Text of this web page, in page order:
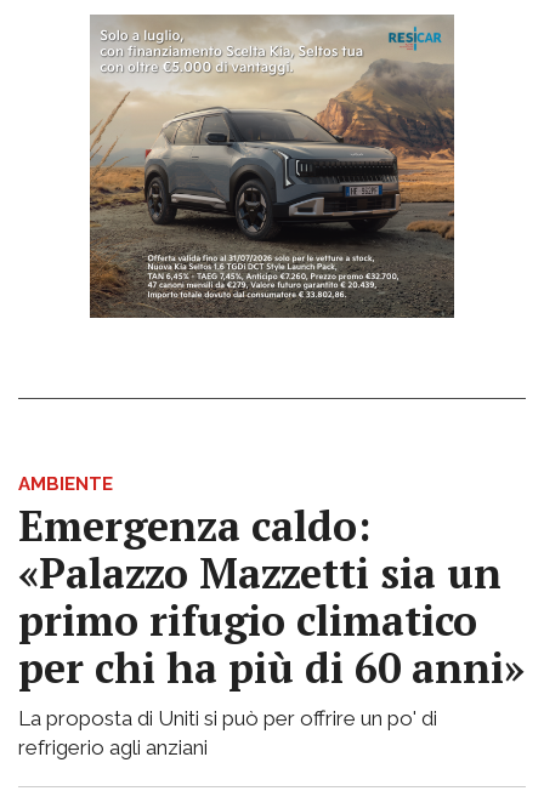
AMBIENTE
Emergenza caldo:
«Palazzo Mazzetti sia un
primo rifugio climatico
per chi ha più di 60 anni»
La proposta di Uniti si può per offrire un po' di
refrigerio agli anziani